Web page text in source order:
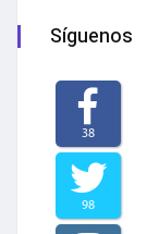
Síguenos
38
98